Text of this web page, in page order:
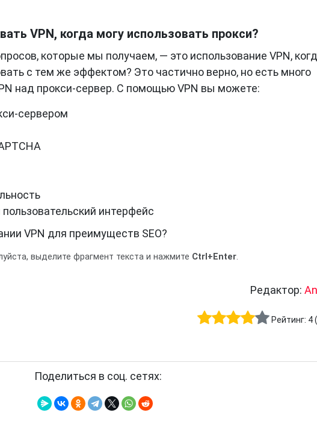
VPN, когда могу использовать прокси?
которые мы получаем, — это использование VPN,
с тем же эффектом? Это частично верно, но есть много
над прокси-сервер. С помощью VPN вы можете:
сервером
интерфейс
VPN для преимуществ SEO?
выделите фрагмент текста и нажмите Ctrl+Enter.
Редактор:
Рейтинг: 4(
Поделиться в соц. сетях: